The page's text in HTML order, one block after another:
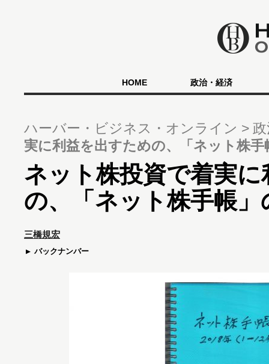
HOME 政治・経済
ハーバー・ビジネス・オンライン
実に利益を出すための、「ネット株手
ネット株投資で着実
の、「ネット株手帳」
三橋規宏
バックナンバー